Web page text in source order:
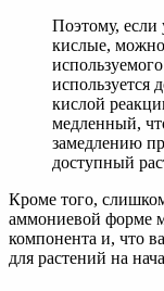
Поэтому, если
кислые,
используется
кислой
медленный,
замедлению
доступный
Кроме того,
аммониевой форме
компонента и, что
для растений на